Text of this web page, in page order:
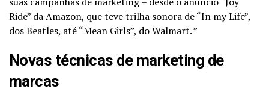
Ride” da Amazon, que teve trilha sonora de “In my Life”,
dos Beatles, até “Mean Girls”, do Walmart. ”
Novas técnicas de marketing de
marcas